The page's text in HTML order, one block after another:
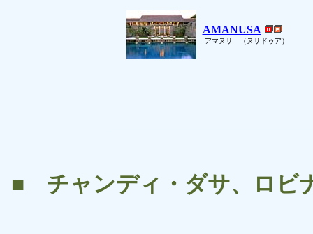
AMANUSA
アマヌサ （ヌサドゥア）
■ チャンディ・ダサ、ロビ